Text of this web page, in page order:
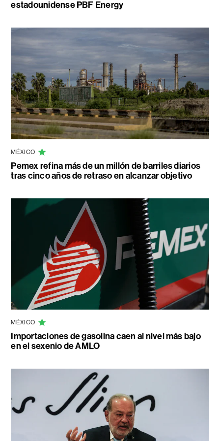
estadounidense PBF Energy
MÉXICO
Pemex refina más de un millón de barriles diarios
tras cinco años de retraso en alcanzar objetivo
MÉXICO
Importaciones de gasolina caen al nivel más bajo
en el sexenio de AMLO